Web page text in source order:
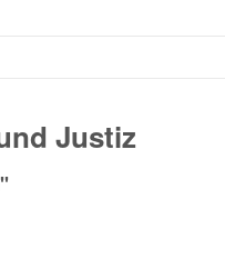
Justiz